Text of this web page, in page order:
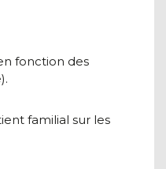
fonction des
familial sur les